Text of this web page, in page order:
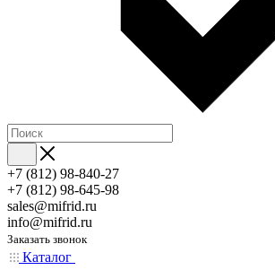
+7 (812) 98-840-27
+7 (812) 98-645-98
sales@mifrid.ru
info@mifrid.ru
Заказать звонок
Каталог